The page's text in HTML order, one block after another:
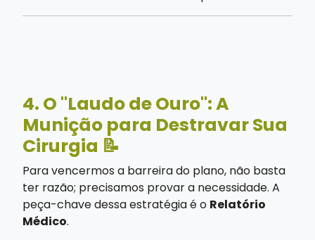
4. O "Laudo de Ouro": A
Munição para Destravar Sua
Cirurgia 📝
Para vencermos a barreira do plano, não basta
ter razão; precisamos provar a necessidade. A
peça-chave dessa estratégia é o Relatório
Médico.